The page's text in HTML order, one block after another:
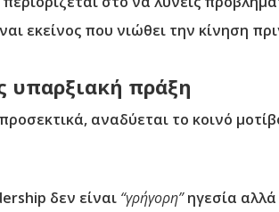
εκείνος που νιώθει την κίνηση
υπαρξιακή πράξη
αναδύεται το κοινό
δεν είναι “γρήγορη”ηγεσία αλλά